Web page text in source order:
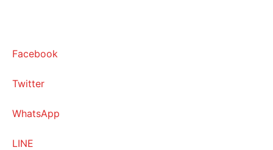
Facebook
Twitter
WhatsApp
LINE